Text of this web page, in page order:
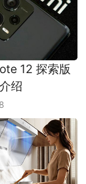
12 探索版
绍